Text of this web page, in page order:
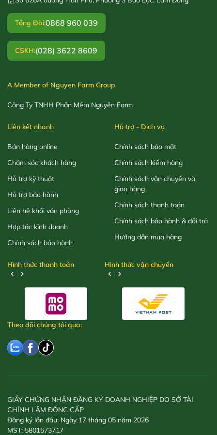
Tổng Đài:0868 960 039
CSKH:(028) 3622 8609
A Member of Nguyen Farm Group
Công Ty TNHH Phần Mềm Nguyên Farm
Liên kết nhanh
Bán hàng online
Chăm sóc khách hàng
Hỗ trợ kỹ thuật
Hỗ trợ bảo hành
Liên hệ khối văn phòng
Hợp tác kinh doanh
Chính sách bảo hành
Hỗ trợ - Dịch vụ
Chính sách bảo mật
Chính sách kiểm hàng
Chính sách vận chuyển và
giao hàng
Chính sách thanh toán
Chính sách bảo hành & đổi trả
Hướng dẫn mua hàng
Hình thức thanh toán Hình thức vận chuyển
Theo dõi chúng tôi qua:
GIẤY CHỨNG NHẬN ĐĂNG KÝ DOANH NGHIỆP DO SỞ TÀI
CHÍNH LÂM ĐỒNG CẤP
Đăng ký lần đầu: Ngày 17 tháng 05 năm 2026
MST: 5801573717